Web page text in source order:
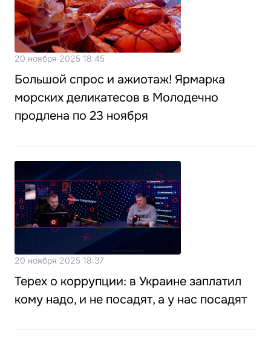
20 ноября 2025 18:45
Большой спрос и ажиотаж! Ярмарка
морских деликатесов в Молодечно
продлена по 23 ноября
20 ноября 2025 18:37
Терех о коррупции: в Украине заплатил
кому надо, и не посадят, а у нас посадят